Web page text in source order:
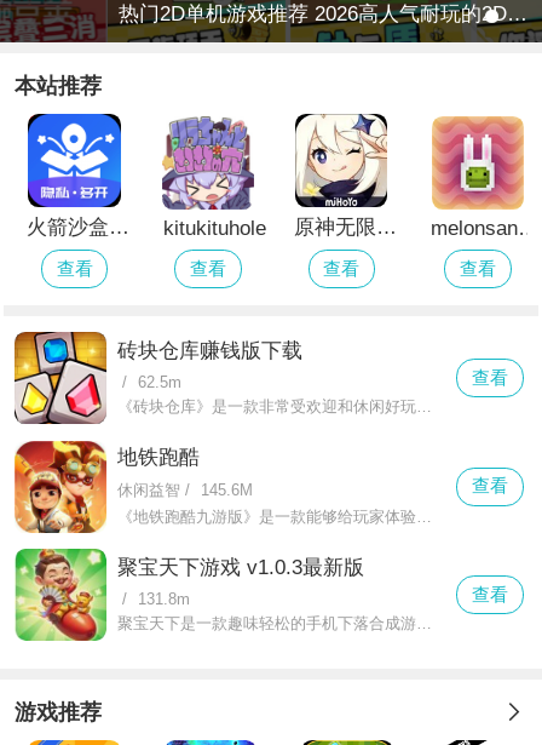
热门2D单机游戏推荐 2026高人气耐玩的2D单机手游排行榜
本站推荐
火箭沙盒官方正版
查看
kitukituhole
查看
原神无限金币版下载
查看
melonsandbox
查看
砖块仓库赚钱版下载
/ 62.5m
《砖块仓库》是一款非常受欢迎和休闲好玩的益智类游戏，采用了经典的俄罗斯方块消除为核心。游戏的玩法非常简单，只需要手指滑动屏幕就可将方块进行移动和旋转，通过策略性将器排列到适合的位置，成功将方块排成一条线就可触发消除的效果，丰富和多样的关卡设计，每关都有指定的任务和挑战，非常考验玩家的逻辑思维能力，丰富的道具也能让玩家使用帮助通关，成功将所有方块消除后就可获得丰厚的奖励和顺利晋级。
查看
地铁跑酷
休闲益智 /
145.6M
《地铁跑酷九游版》是一款能够给玩家体验到一场刺激又激烈的跑酷游戏。在这款游戏中需要玩家扮演各种风格的角色并且需要在这个地铁和城市里进行高速的奔跑。
查看
聚宝天下游戏 v1.0.3最新版
/
131.8m
聚宝天下是一款趣味轻松的手机下落合成游戏，在游戏中拥有许多任务和目标可以挑战，通过不断控制物件进行合成，成功合成目标物件即可获得奖励，玩法轻松简单，感兴趣就快来下载吧！
查看
游戏推荐